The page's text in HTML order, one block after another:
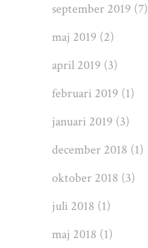
september 2019 (7)
maj 2019 (2)
april 2019 (3)
februari 2019 (1)
januari 2019 (3)
december 2018 (1)
oktober 2018 (3)
juli 2018 (1)
maj 2018 (1)